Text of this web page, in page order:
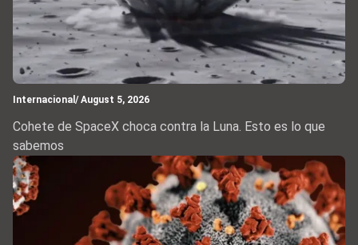
Internacional / August 5, 2026
Cohete de SpaceX choca contra la Luna. Esto es lo que
sabemos